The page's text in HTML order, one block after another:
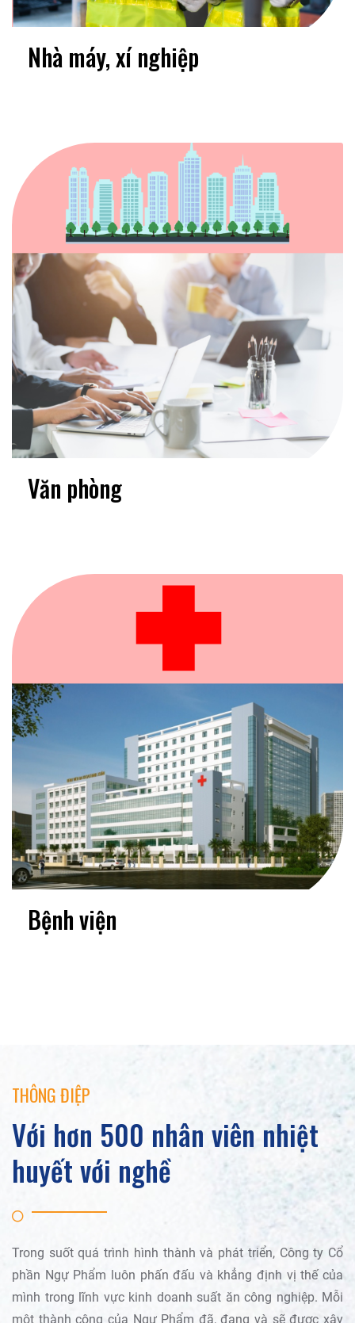
Nhà máy, xí nghiệp
Văn phòng
Bệnh viện
THÔNG ĐIỆP
Với hơn 500 nhân viên nhiệt
huyết với nghề
Trong suốt quá trình hình thành và phát triển, Công ty Cổ
phần Ngự Phẩm luôn phấn đấu và khẳng định vị thế của
mình trong lĩnh vực kinh doanh suất ăn công nghiệp. Mỗi
một thành công của Ngự Phẩm đã, đang và sẽ được xây